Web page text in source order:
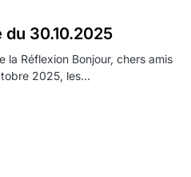
30.10.2025
la Réflexion Bonjour, chers amis
2025, les…